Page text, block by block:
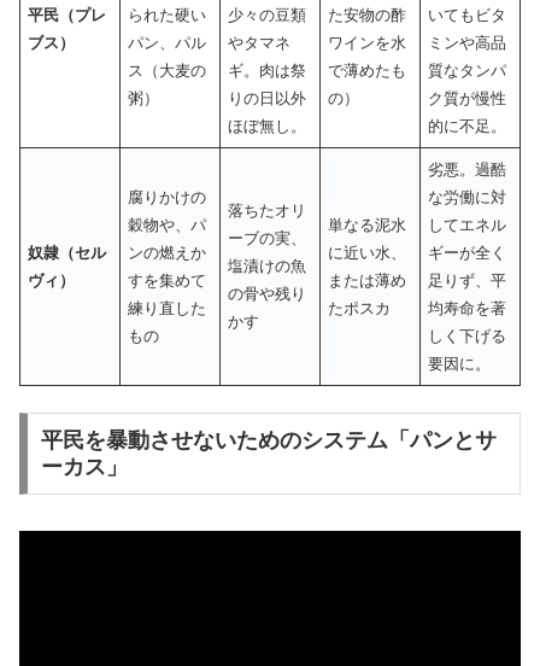
平民（プレ
ブス）
られた硬い
パン、パル
ス（大麦の
粥）
少々の豆類
やタマネ
ギ。肉は祭
りの日以外
ほぼ無し。
た安物の酢
ワインを水
で薄めたも
の）
いてもビタ
ミンや高品
質なタンパ
ク質が慢性
的に不足。
奴隷（セル
ヴィ）
腐りかけの
穀物や、パ
ンの燃えか
すを集めて
練り直した
もの
落ちたオリ
ーブの実、
塩漬けの魚
の骨や残り
かす
単なる泥水
に近い水、
または薄め
たポスカ
劣悪。過酷
な労働に対
してエネル
ギーが全く
足りず、平
均寿命を著
しく下げる
要因に。
平民を暴動させないためのシステム「パンとサ
ーカス」